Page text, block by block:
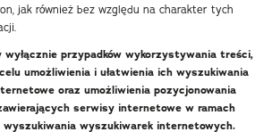
jak również bez względu na charakter tych
przypadków wykorzystywania treści,
umożliwienia i ułatwienia ich wyszukiwania
oraz umożliwienia pozycjonowania
serwisy internetowe w ramach
wyszukiwania wyszukiwarek internetowych.